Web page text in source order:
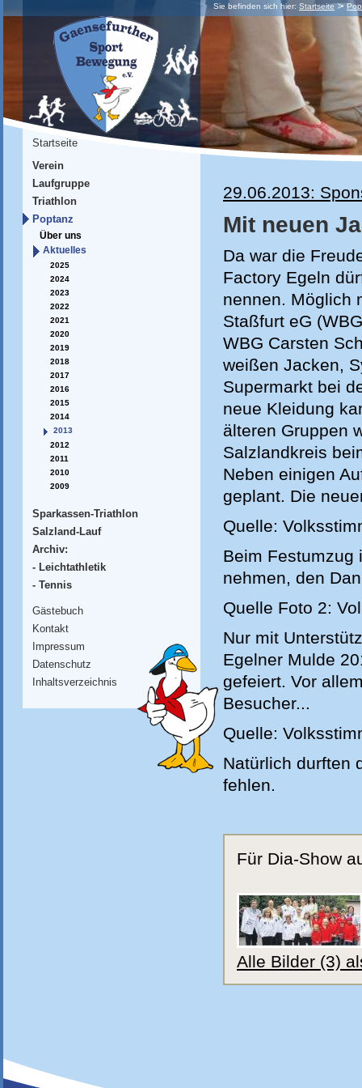
Sie befinden sich hier: Startseite
Startseite
Verein
Laufgruppe
Triathlon
Poptanz
Über uns
Aktuelles
2025
2024
2023
2022
2021
2020
2019
2018
2017
2016
2015
2014
2013
2012
2011
2010
2009
Sparkassen-Triathlon
Salzland-Lauf
Archiv:
- Leichtathletik
- Tennis
Gästebuch
Kontakt
Impressum
Datenschutz
Inhaltsverzeichnis
29.06.2013:
Mit neuen
Da war die
Factory Egeln
nennen. Möglich
Staßfurt eG
WBG Carsten
weißen Jacken,
Supermarkt bei
neue Kleidung
älteren Gruppen
Salzlandkreis
Neben einigen
geplant. Die
Quelle:
Beim Festumzug
nehmen, den
Quelle Foto 2:
Nur mit
Egelner Mulde
gefeiert. Vor
Besucher...
Quelle:
Natürlich durften
fehlen.
Für Dia-Show
Alle Bilder (3)